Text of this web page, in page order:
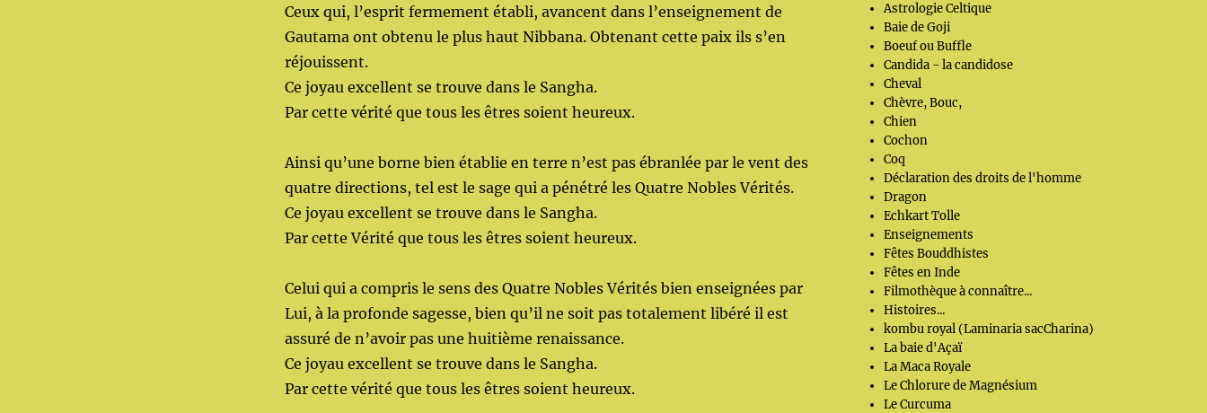
Ceux qui, l’esprit fermement établi, avancent dans l’enseignement de
Gautama ont obtenu le plus haut Nibbana. Obtenant cette paix ils s’en
réjouissent.
Ce joyau excellent se trouve dans le Sangha.
Par cette vérité que tous les êtres soient heureux.
Ainsi qu’une borne bien établie en terre n’est pas ébranlée par le vent des
quatre directions, tel est le sage qui a pénétré les Quatre Nobles Vérités.
Ce joyau excellent se trouve dans le Sangha.
Par cette Vérité que tous les êtres soient heureux.
Celui qui a compris le sens des Quatre Nobles Vérités bien enseignées par
Lui, à la profonde sagesse, bien qu’il ne soit pas totalement libéré il est
assuré de n’avoir pas une huitième renaissance.
Ce joyau excellent se trouve dans le Sangha.
Par cette vérité que tous les êtres soient heureux.
Astrologie Celtique
Baie de Goji
Boeuf ou Buffle
Candida - la candidose
Cheval
Chèvre, Bouc,
Chien
Cochon
Coq
Déclaration des droits de l'homme
Dragon
Echkart Tolle
Enseignements
Fêtes Bouddhistes
Fêtes en Inde
Filmothèque à connaître...
Histoires...
kombu royal (Laminaria sacCharina)
La baie d'Açaï
La Maca Royale
Le Chlorure de Magnésium
Le Curcuma